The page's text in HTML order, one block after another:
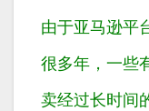
由于亚马逊平
很多年，一些
卖经过长时间